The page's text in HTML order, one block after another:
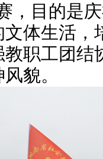
，目的是
体生活，
职工团结
貌。